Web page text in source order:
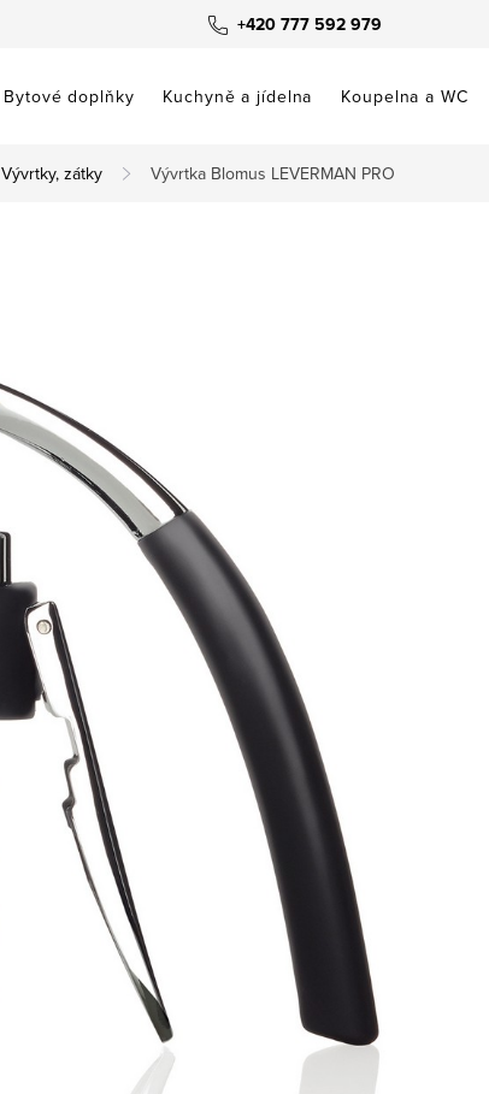
+420 777 592 979
Bytové doplňky Kuchyně a jídelna Koupelna a WC
Vývrtky, zátky Vývrtka Blomus LEVERMAN PRO